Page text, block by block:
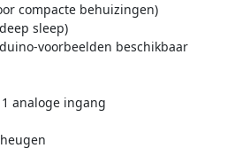
compacte behuizingen)
sleep)
voorbeelden beschikbaar
1 analoge ingang